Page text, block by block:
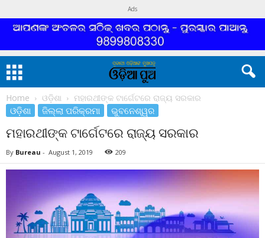
Ads
Home ଓଡ଼ିଶା ମହାରଥୀଙ୍କ ଟାର୍ଗେଟରେ ରାଜ୍ୟ ସରକାର
ଓଡ଼ିଶା ଜିଲ୍ଲା ପରିକ୍ରମା ଭୁବନେଶ୍ୱର
ମହାରଥୀଙ୍କ ଟାର୍ଗେଟରେ ରାଜ୍ୟ ସରକାର
By Bureau - August 1, 2019 209